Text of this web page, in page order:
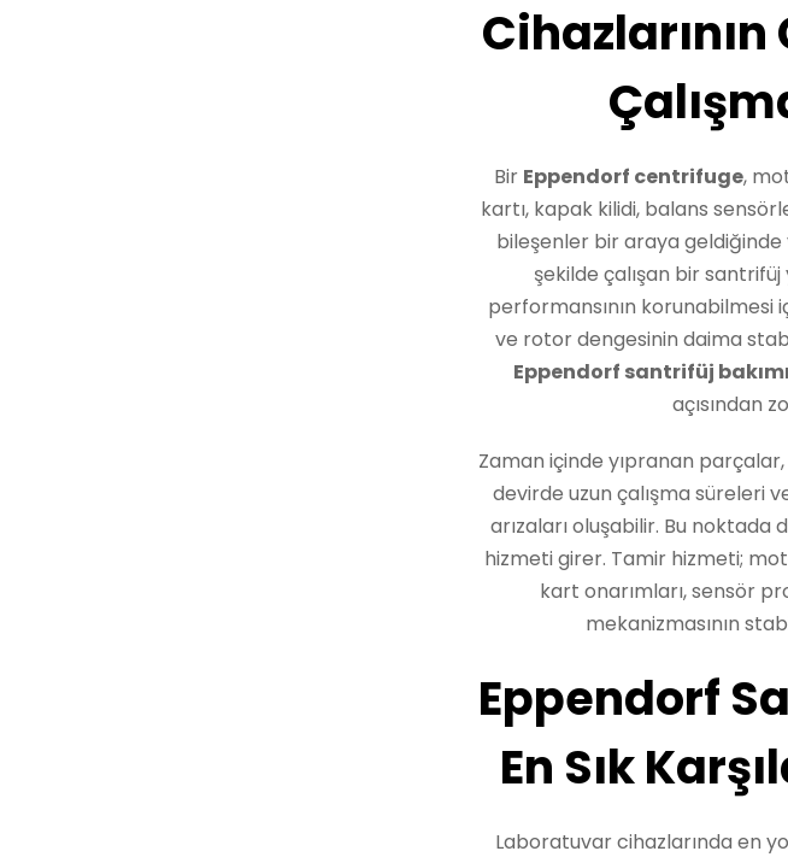
Cihazlarının
Bir Eppendorf centrifuge,
kartı, kapak kilidi, balans
bileşenler bir araya
şekilde çalışan bir
performansının korunabilmesi
ve rotor dengesinin daima
Eppendorf santrifüj bakımı
açısından
Zaman içinde yıpranan
devirde uzun çalışma süreleri
arızaları oluşabilir. Bu noktada
hizmeti girer. Tamir hizmeti;
kart onarımları, sensör
mekanizmasının
Eppendorf
En Sık
Laboratuvar cihazlarında en